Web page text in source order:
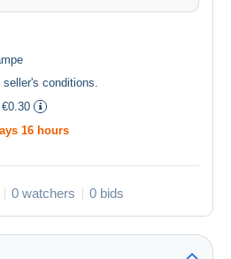
seller's conditions.
16 hours
0 watchers 0 bids